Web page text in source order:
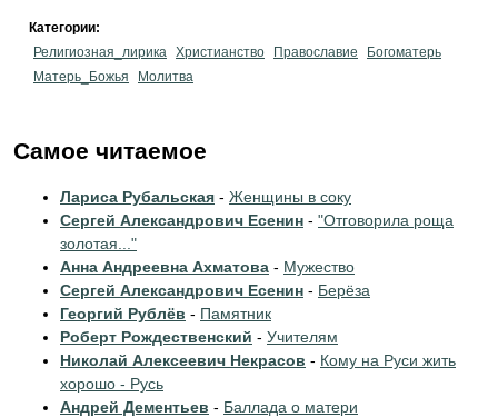
Категории:
Религиозная_лирика Христианство Православие
Богоматерь
Матерь_Божья
Молитва
Самое читаемое
Лариса Рубальская - Женщины в соку
Сергей Александрович Есенин - "Отговорила роща
золотая..."
Анна Андреевна Ахматова - Мужество
Сергей Александрович Есенин - Берёза
Георгий Рублёв - Памятник
Роберт Рождественский - Учителям
Николай Алексеевич Некрасов - Кому на Руси жить
хорошо - Русь
Андрей Дементьев - Баллада о матери